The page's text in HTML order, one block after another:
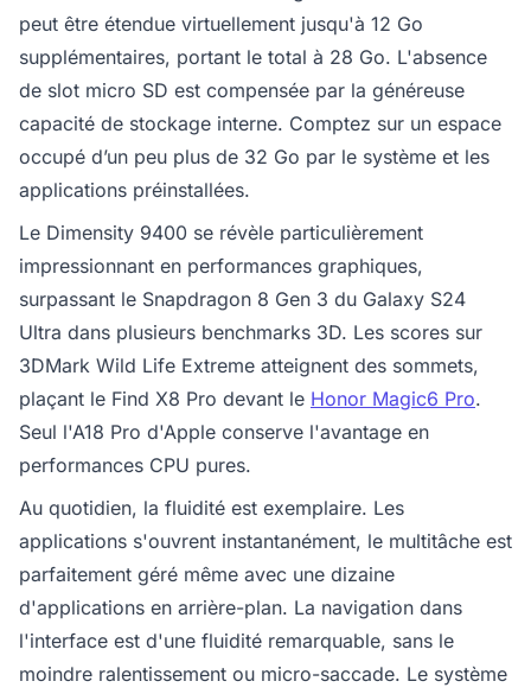
peut être étendue virtuellement jusqu'à 12 Go
supplémentaires, portant le total à 28 Go. L'absence
de slot micro SD est compensée par la généreuse
capacité de stockage interne. Comptez sur un espace
occupé d’un peu plus de 32 Go par le système et les
applications préinstallées.
Le Dimensity 9400 se révèle particulièrement
impressionnant en performances graphiques,
surpassant le Snapdragon 8 Gen 3 du Galaxy S24
Ultra dans plusieurs benchmarks 3D. Les scores sur
3DMark Wild Life Extreme atteignent des sommets,
plaçant le Find X8 Pro devant le Honor Magic6 Pro.
Seul l'A18 Pro d'Apple conserve l'avantage en
performances CPU pures.
Au quotidien, la fluidité est exemplaire. Les
applications s'ouvrent instantanément, le multitâche est
parfaitement géré même avec une dizaine
d'applications en arrière-plan. La navigation dans
l'interface est d'une fluidité remarquable, sans le
moindre ralentissement ou micro-saccade. Le système